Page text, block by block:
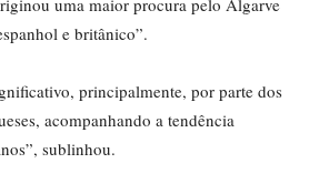
uma maior procura pelo Algarve
e britânico”.
principalmente, por parte dos
acompanhando a tendência
sublinhou.